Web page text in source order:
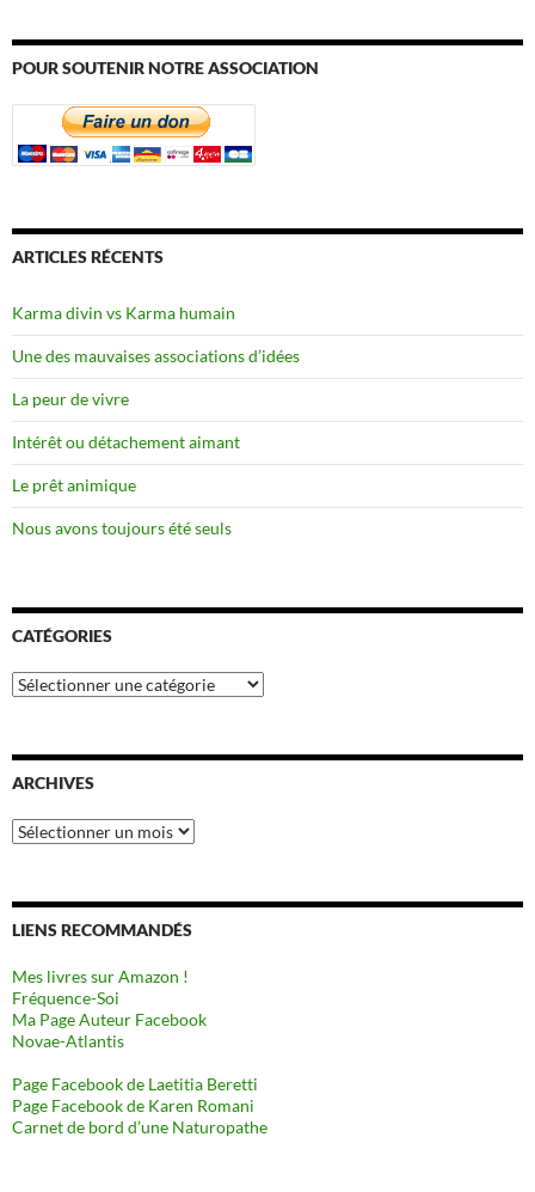
POUR SOUTENIR NOTRE ASSOCIATION
ARTICLES RÉCENTS
Karma divin vs Karma humain
Une des mauvaises associations d’idées
La peur de vivre
Intérêt ou détachement aimant
Le prêt animique
Nous avons toujours été seuls
CATÉGORIES
Catégories
ARCHIVES
Archives
LIENS RECOMMANDÉS
Mes livres sur Amazon !
Fréquence-Soi
Ma Page Auteur Facebook
Novae-Atlantis
Page Facebook de Laetitia Beretti
Page Facebook de Karen Romani
Carnet de bord d’une Naturopathe